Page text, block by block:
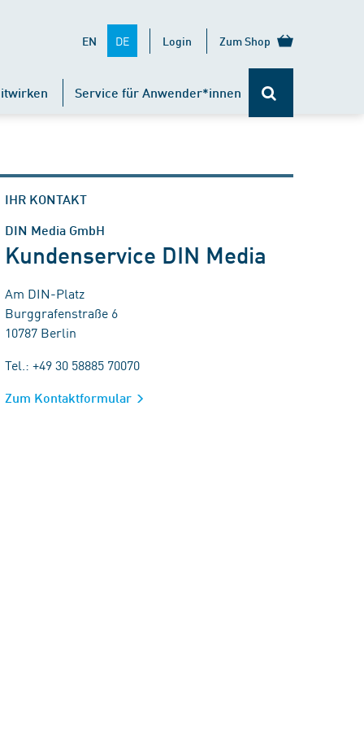
EN DE Login Zum Shop
Service für Anwender*innen
IHR KONTAKT
DIN Media GmbH
Kundenservice DIN Media
Am DIN-Platz
Burggrafenstraße 6
10787 Berlin
Tel.: +49 30 58885 70070
Zum Kontaktformular